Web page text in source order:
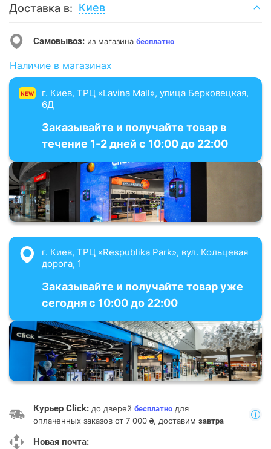
Доставка в: Киев
Самовывоз: из магазина бесплатно
Наличие в магазинах
NEW
г. Киев, ТРЦ «Lavina Mall», улица Берковецкая,
6Д
Заказывайте и получайте товар в
течение 1-2 дней с 10:00 до 22:00
г. Киев, ТРЦ «Respublika Park», вул. Кольцевая
дорога, 1
Заказывайте и получайте товар уже
сегодня с 10:00 до 22:00
Курьер Click: до дверей бесплатно для
оплаченных заказов от 7 000 ₴, доставим завтра
Новая почта: